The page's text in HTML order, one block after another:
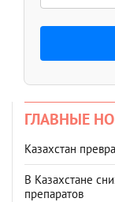
ГЛАВНЫЕ
Казахстан
В Казахстане
препаратов